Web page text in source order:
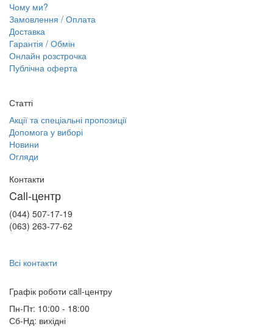
Чому ми?
Замовлення / Оплата
Доставка
Гарантія / Обмін
Онлайн розстрочка
Публічна оферта
Статті
Акції та спеціальні пропозиції
Допомога у виборі
Новини
Огляди
Контакти
Call-центр
(044) 507-17-19
(063) 263-77-62
Всі контакти
Графік роботи сall-центру
Пн-Пт: 10:00 - 18:00
Сб-Нд: вихідні